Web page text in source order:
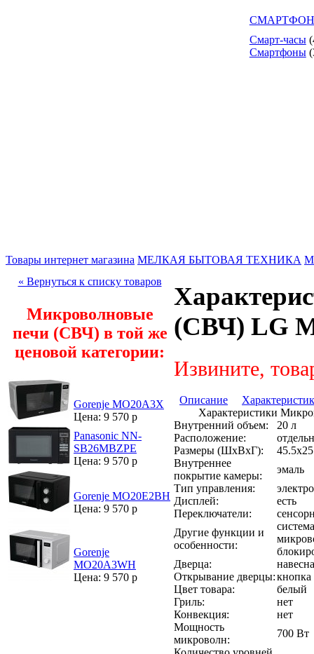
Смарт-часы
Смартфоны
Товары интернет магазина МЕЛКАЯ БЫТОВАЯ ТЕХНИКА
« Вернуться к списку товаров
Микроволновые
печи (СВЧ) в той же
ценовой категории:
Gorenje MO20A3X
Цена: 9 570 р
Panasonic NN-
SB26MBZPE
Цена: 9 570 р
Gorenje MO20E2BH
Цена: 9 570 р
Gorenje
MO20A3WH
Цена: 9 570 р
(СВЧ) LG
Извините,
Описание
Характеристики
Внутренний объем:
20 л
Расположение:
Размеры (ШхВхГ):
Внутреннее
покрытие камеры:
эмаль
Тип управления:
Дисплей:
есть
Переключатели:
Другие функции и
особенности:
Дверца:
Открывание дверцы:кнопка
Цвет товара:
белый
Гриль:
нет
Конвекция:
нет
Мощность
микроволн:
700 Вт